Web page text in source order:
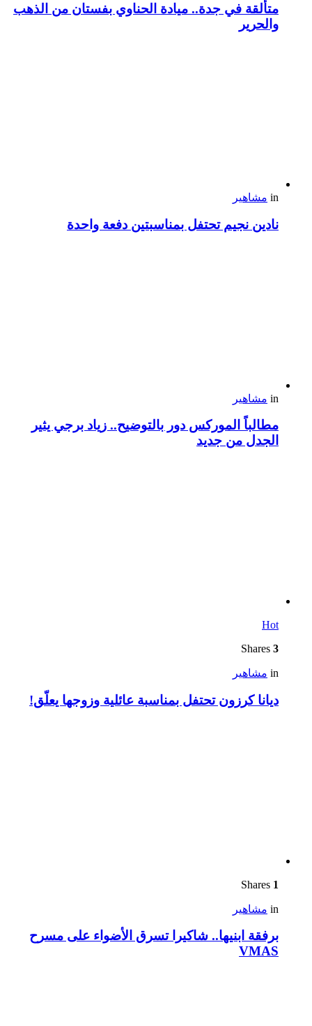
متألقة في جدة.. ميادة الحناوي بفستان من الذهب
والحرير
in مشاهير
نادين نجيم تحتفل بمناسبتين دفعة واحدة
in مشاهير
مطالباً الموركس دور بالتوضيح.. زياد برجي يثير
الجدل من جديد
Hot
3
in مشاهير
ديانا كرزون تحتفل بمناسبة عائلية وزوجها يعلّق!
1
in مشاهير
برفقة ابنيها.. شاكيرا تسرق الأضواء على مسرح
VMAS